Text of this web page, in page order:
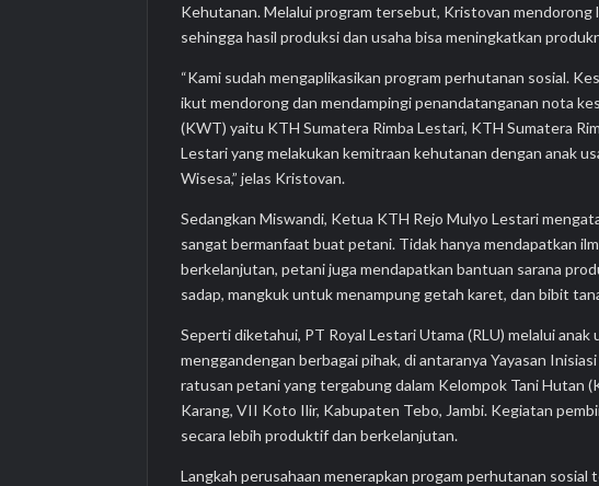
Kehutanan. Melalui program tersebut, Kristovan mendorong
sehingga hasil produksi dan usaha bisa meningkatkan
“Kami sudah mengaplikasikan program perhutanan sosial.
ikut mendorong dan mendampingi penandatanganan nota
(KWT) yaitu KTH Sumatera Rimba Lestari, KTH Sumatera
Lestari yang melakukan kemitraan kehutanan dengan anak
Wisesa,” jelas Kristovan.
Sedangkan Miswandi, Ketua KTH Rejo Mulyo Lestari
sangat bermanfaat buat petani. Tidak hanya mendapatkan
berkelanjutan, petani juga mendapatkan bantuan sarana
sadap, mangkuk untuk menampung getah karet, dan bibit
Seperti diketahui, PT Royal Lestari Utama (RLU) melalui
menggandengan berbagai pihak, di antaranya Yayasan
ratusan petani yang tergabung dalam Kelompok Tani Hutan
Karang, VII Koto Ilir, Kabupaten Tebo, Jambi. Kegiatan
secara lebih produktif dan berkelanjutan.
Langkah perusahaan menerapkan progam perhutanan